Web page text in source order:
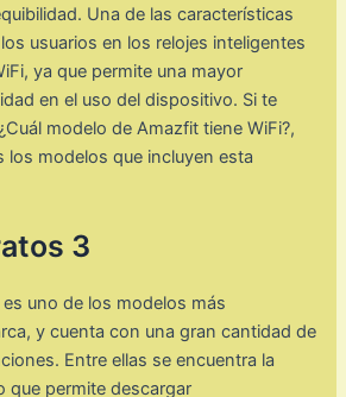
Una de las características
usuarios en los relojes inteligentes
ya que permite una mayor
en el uso del dispositivo. Si te
modelo de Amazfit tiene WiFi?,
los modelos que incluyen esta
3
uno de los modelos más
y cuenta con una gran cantidad de
Entre ellas se encuentra la
que permite descargar